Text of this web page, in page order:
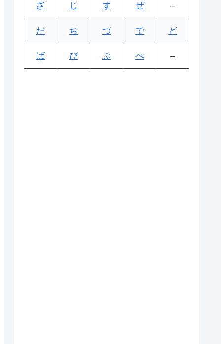
ざ じ ず ぜ –
だ ぢ づ で ど
ば び ぶ べ –